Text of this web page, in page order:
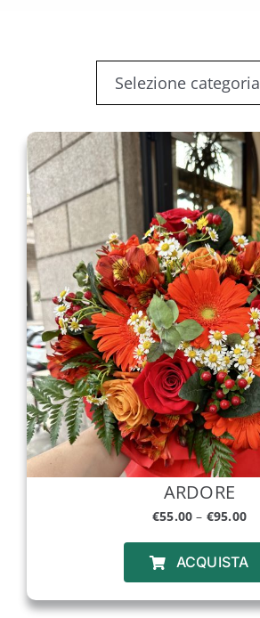
Selezione categoria
Fiori
rose
Bonsai
Piante
Piante Grasse
Coroncine di Laurea
ARDORE
€55.00 – €95.00
ACQUISTA